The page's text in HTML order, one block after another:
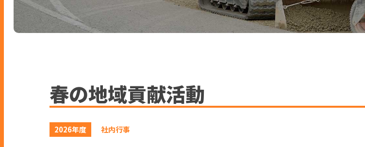
春の地域貢献活動
2026年度 社内行事